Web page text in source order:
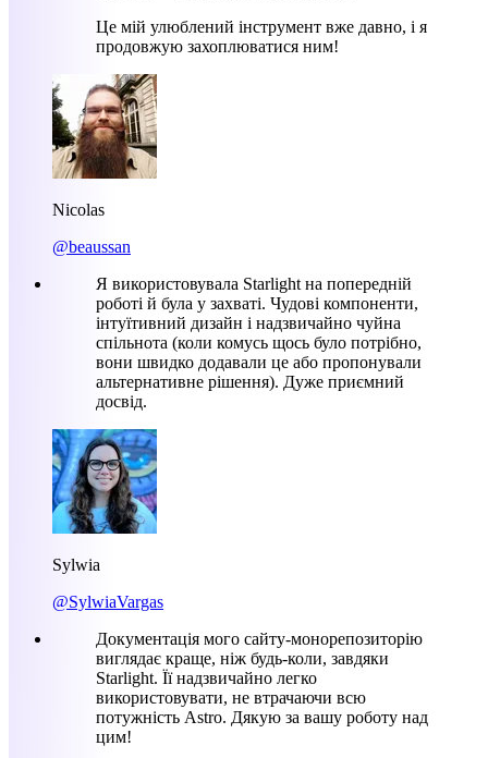
Це мій улюблений інструмент вже давно, і я
продовжую захоплюватися ним!
Nicolas
@beaussan
Я використовувала Starlight на попередній
роботі й була у захваті. Чудові компоненти,
інтуїтивний дизайн і надзвичайно чуйна
спільнота (коли комусь щось було потрібно,
вони швидко додавали це або пропонували
альтернативне рішення). Дуже приємний
досвід.
Sylwia
@SylwiaVargas
Документація мого сайту-монорепозиторію
виглядає краще, ніж будь-коли, завдяки
Starlight. Її надзвичайно легко
використовувати, не втрачаючи всю
потужність Astro. Дякую за вашу роботу над
цим!